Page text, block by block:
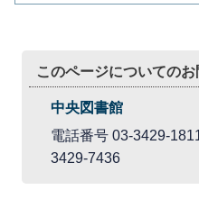
このページについての
中央図書館
電話番号 03-3429-
3429-7436